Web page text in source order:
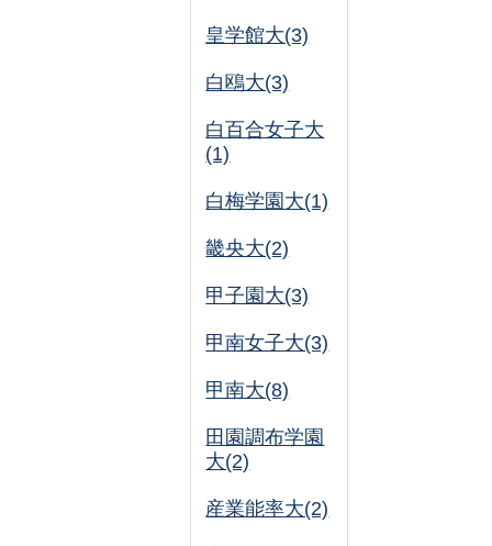
皇学館大(3)
白鴎大(3)
白百合女子大
(1)
白梅学園大(1)
畿央大(2)
甲子園大(3)
甲南女子大(3)
甲南大(8)
田園調布学園
大(2)
産業能率大(2)